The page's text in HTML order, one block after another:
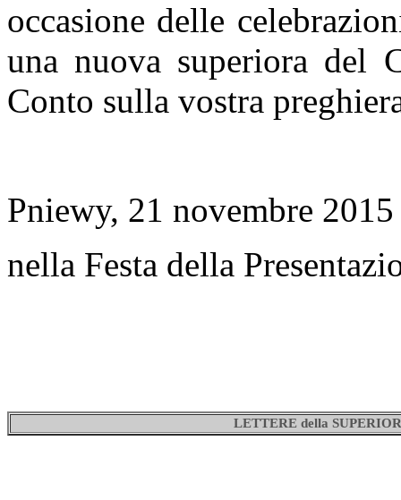
occasione delle
una nuova superiora del
Conto sulla vostra
Pniewy, 21 novembre 2015
nella Festa della
LETTERE della